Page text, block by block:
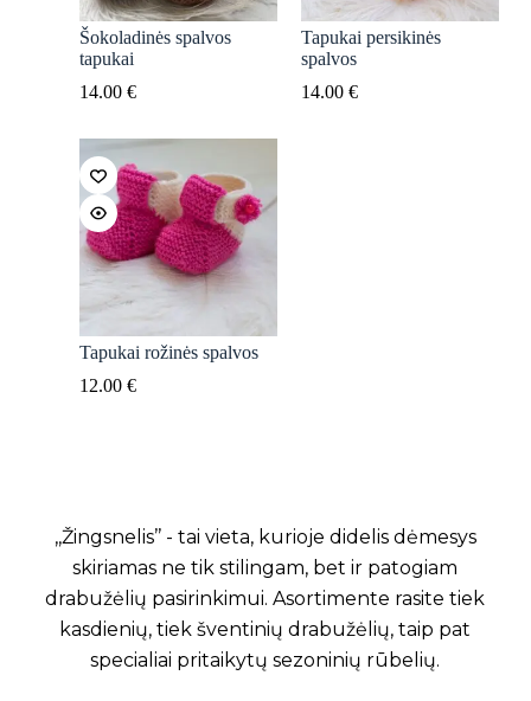
Šokoladinės spalvos
tapukai
14.00 €
Tapukai persikinės
spalvos
14.00 €
Tapukai rožinės spalvos
12.00 €
,,Žingsnelis’’ - tai vieta, kurioje didelis dėmesys
skiriamas ne tik stilingam, bet ir patogiam
drabužėlių pasirinkimui. Asortimente rasite tiek
kasdienių, tiek šventinių drabužėlių, taip pat
specialiai pritaikytų sezoninių rūbelių.